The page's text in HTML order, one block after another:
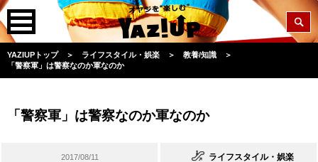
YAZIUPトップ ＞ ライフスタイル・娯楽 ＞ 教養/知識
＞
「警察軍」は警察なのか軍なのか
「警察軍」は警察なのか軍なのか
2017/08/11 ライフスタイル・娯楽